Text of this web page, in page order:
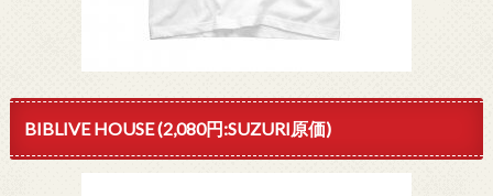
BIBLIVE HOUSE (2,080円:SUZURI原価)